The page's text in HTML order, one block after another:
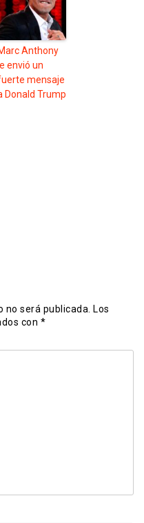
Anthony
le envió un
mensaje
Donald Trump
será publicada.
Los
con *